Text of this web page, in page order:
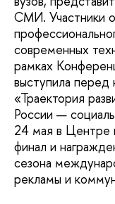
СМИ. Участники
современных
рамках
выступила
«Траектория
России —
24 мая в
финал и
сезона
рекламы и